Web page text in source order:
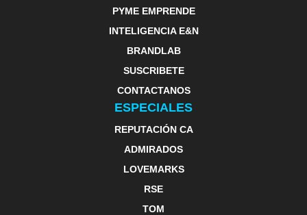
PYME EMPRENDE
INTELIGENCIA E&N
BRANDLAB
SUSCRIBETE
CONTACTANOS
ESPECIALES
REPUTACIÓN CA
ADMIRADOS
LOVEMARKS
RSE
TOM